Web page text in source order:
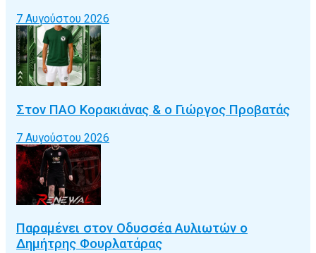
7 Αυγούστου 2026
Στον ΠΑΟ Κορακιάνας & ο Γιώργος Προβατάς
7 Αυγούστου 2026
Παραμένει στον Οδυσσέα Αυλιωτών ο
Δημήτρης Φουρλατάρας